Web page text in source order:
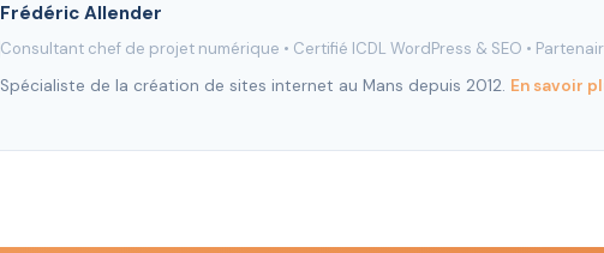
Frédéric Allender
Consultant chef de projet numérique • Certifié ICDL WordPress & SEO •
Spécialiste de la création de sites internet au Mans depuis 2012. En savoir